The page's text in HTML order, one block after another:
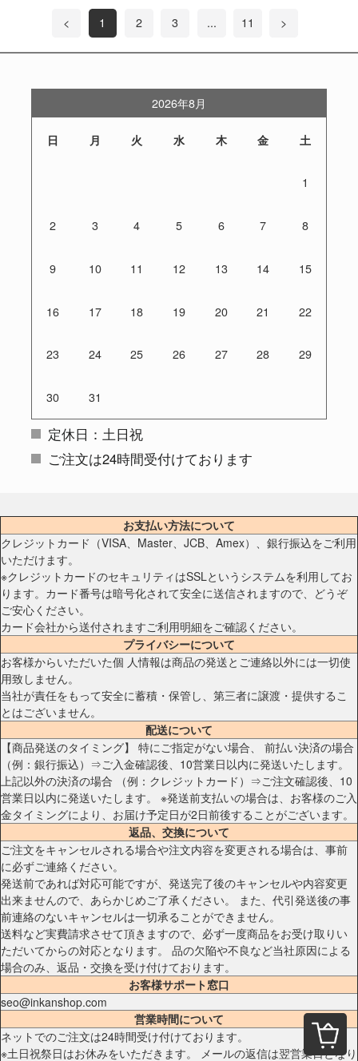
< 1 2 3 ... 11 >
2026年8月
日 月 火 水 木 金 土
1
2 3 4 5 6 7 8
9 10 11 12 13 14 15
16 17 18 19 20 21 22
23 24 25 26 27 28 29
30 31
定休日：土日祝
ご注文は24時間受付けております
お支払い方法について
クレジットカード（VISA、Master、JCB、Amex）、銀行振込をご利用
いただけます。
※クレジットカードのセキュリティはSSLというシステムを利用してお
ります。カード番号は暗号化されて安全に送信されますので、どうぞ
ご安心ください。
カード会社から送付されますご利用明細をご確認ください。
プライバシーについて
お客様からいただいた個 人情報は商品の発送とご連絡以外には一切使
用致しません。
当社が責任をもって安全に蓄積・保管し、第三者に譲渡・提供するこ
とはございません。
配送について
【商品発送のタイミング】 特にご指定がない場合、 前払い決済の場合
（例：銀行振込）⇒ご入金確認後、10営業日以内に発送いたします。
上記以外の決済の場合 （例：クレジットカード）⇒ご注文確認後、10
営業日以内に発送いたします。 ※発送前支払いの場合は、お客様のご入
金タイミングにより、お届け予定日が2日前後することがございます。
返品、交換について
ご注文をキャンセルされる場合や注文内容を変更される場合は、事前
に必ずご連絡ください。
発送前であれば対応可能ですが、発送完了後のキャンセルや内容変更
出来ませんので、あらかじめご了承ください。 また、代引発送後の事
前連絡のないキャンセルは一切承ることができません。
送料など実費請求させて頂きますので、必ず一度商品をお受け取りい
ただいてからの対応となります。 品の欠陥や不良など当社原因による
場合のみ、返品・交換を受け付けております。
お客様サポート窓口
seo@inkanshop.com
営業時間について
ネットでのご注文は24時間受け付けております。
※土日祝祭日はお休みをいただきます。 メールの返信は翌営業日となり